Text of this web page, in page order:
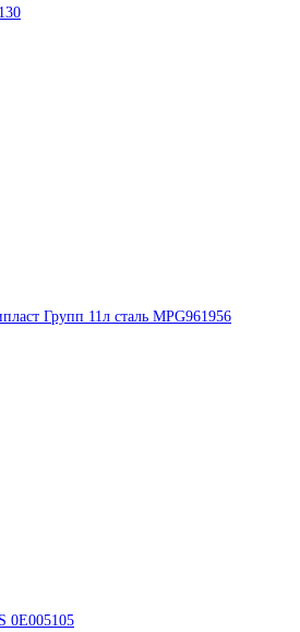
Групп 11л сталь MPG961956
0E005105